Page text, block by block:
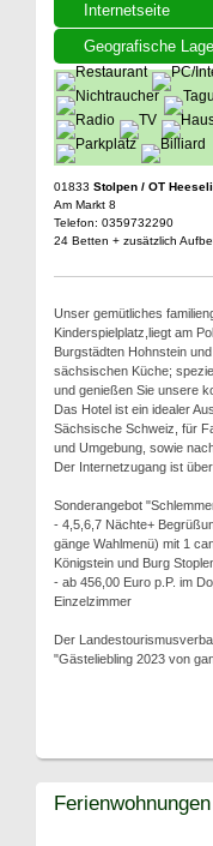
Internetseite
Geografische Lage
01833 Stolpen / OT
Am Markt 8
Telefon: 0359732290
24 Betten + zusätzlich
Unser gemütliches
Kinderspielplatz,liegt am
Burgstädten Hohnstein
sächsischen Küche;
und genießen Sie unsere
Das Hotel ist ein idealer
Sächsische Schweiz, für
und Umgebung, sowie
Der Internetzugang ist
Sonderangebot
- 4,5,6,7 Nächte+
gänge Wahlmenü) mit 1
Königstein und Burg
- ab 456,00 Euro p.P. im
Einzelzimmer
Der
"Gästeliebling 2023 von